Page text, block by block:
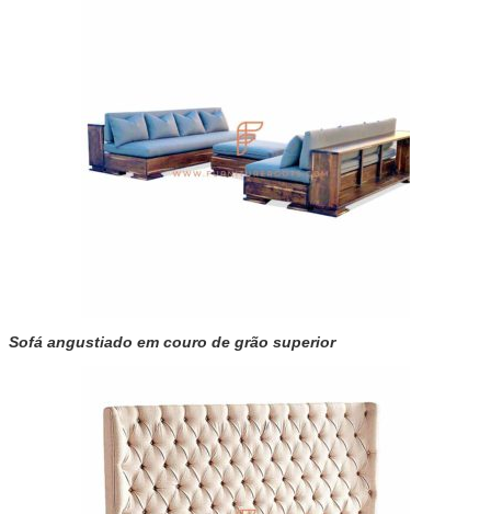
Sofá angustiado em couro de grão superior